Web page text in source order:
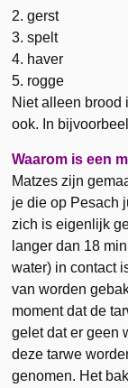
2. gerst
3. spelt
4. haver
5. rogge
Niet alleen brood
ook. In
Waarom is een
Matzes zijn
je die op Pesach
zich is eigenlijk
langer dan 18
water) in contact
van worden
moment dat de
gelet dat er geen
deze tarwe
genomen. Het